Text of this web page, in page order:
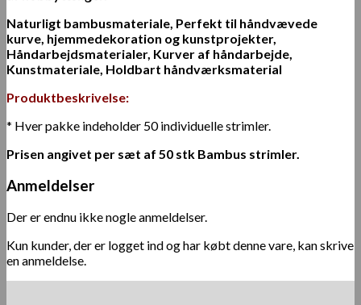
Naturligt bambusmateriale, Perfekt til håndvævede
kurve, hjemmedekoration og kunstprojekter,
Håndarbejdsmaterialer, Kurver af håndarbejde,
Kunstmateriale, Holdbart håndværksmaterial
Produktbeskrivelse:
* Hver pakke indeholder 50 individuelle strimler.
Prisen angivet per sæt af 50 stk Bambus strimler.
Anmeldelser
Der er endnu ikke nogle anmeldelser.
Kun kunder, der er logget ind og har købt denne vare, kan skrive
en anmeldelse.